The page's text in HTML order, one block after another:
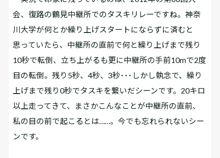
会、復路の鶴見中継所でのタスキリレーですね。神奈
川大学が何とか繰り上げスタートにならずに済むと
思っていたら、中継所の直前で何と繰り上げまで残り
10秒で転倒、立ち上がるも更に中継所の手前10mで2度
目の転倒。残り5秒、4秒、3秒･･･しかし執念で、繰り
上げまで残り0秒でタスキを繋いだシーンです。20キロ
以上走ってきて、まさかこんなことが中継所の直前、
私の目の前で起こるとは……。今でも忘れられないシー
ンです。